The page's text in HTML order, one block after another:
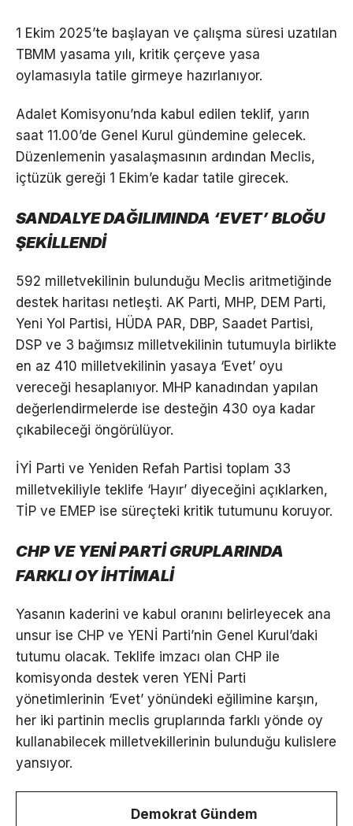
1 Ekim 2025’te başlayan ve çalışma süresi uzatılan
TBMM yasama yılı, kritik çerçeve yasa
oylamasıyla tatile girmeye hazırlanıyor.
Adalet Komisyonu’nda kabul edilen teklif, yarın
saat 11.00’de Genel Kurul gündemine gelecek.
Düzenlemenin yasalaşmasının ardından Meclis,
içtüzük gereği 1 Ekim’e kadar tatile girecek.
SANDALYE DAĞILIMINDA ‘EVET’ BLOĞU
ŞEKİLLENDİ
592 milletvekilinin bulunduğu Meclis aritmetiğinde
destek haritası netleşti. AK Parti, MHP, DEM Parti,
Yeni Yol Partisi, HÜDA PAR, DBP, Saadet Partisi,
DSP ve 3 bağımsız milletvekilinin tutumuyla birlikte
en az 410 milletvekilinin yasaya ‘Evet’ oyu
vereceği hesaplanıyor. MHP kanadından yapılan
değerlendirmelerde ise desteğin 430 oya kadar
çıkabileceği öngörülüyor.
İYİ Parti ve Yeniden Refah Partisi toplam 33
milletvekiliyle teklife ‘Hayır’ diyeceğini açıklarken,
TİP ve EMEP ise süreçteki kritik tutumunu koruyor.
CHP VE YENİ PARTİ GRUPLARINDA
FARKLI OY İHTİMALİ
Yasanın kaderini ve kabul oranını belirleyecek ana
unsur ise CHP ve YENİ Parti’nin Genel Kurul’daki
tutumu olacak. Teklife imzacı olan CHP ile
komisyonda destek veren YENİ Parti
yönetimlerinin ‘Evet’ yönündeki eğilimine karşın,
her iki partinin meclis gruplarında farklı yönde oy
kullanabilecek milletvekillerinin bulunduğu kulislere
yansıyor.
Demokrat Gündem